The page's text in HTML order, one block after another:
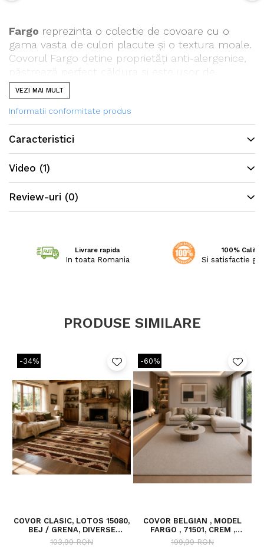
Fargo reprezinta o colectie de covoare cu o
gama vasta de culori placute și o textura moale.
Covorul Fargo detine proprietăți anti-alergenice,
păstrează perfect căldura și este usor de
întreținut. Se va potrivi cu ușurință în orice
interior.
VEZI MAI MULT
Informatii conformitate produs
Caracteristici
Video (1)
Review-uri (0)
Livrare rapida
In toata Romania
100%
Si satisfactie
PRODUSE SIMILARE
-34%
COVOR CLASIC, LOTOS 15080,
BEJ / GRENA, DIVERSE
DIMENSIUNI
103,99 RON
-60%
COVOR BELGIAN , MODEL
FARGO , 71501, CREM ,
DIVERSE DIMENSIUNI
199,99 RON